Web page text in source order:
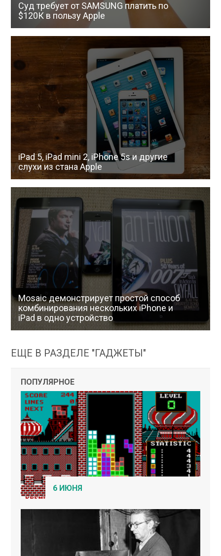
Суд требует от SAMSUNG платить по
$120К в пользу Apple
iPad 5, iPad mini 2, iPhone 5s и другие
слухи из стана Apple
Mosaic демонстрирует простой способ
комбинирования нескольких iPhone и
iPad в одно устройство
ЕЩЕ В РАЗДЕЛЕ "ГАДЖЕТЫ"
ПОПУЛЯРНОЕ
6 ИЮНЯ